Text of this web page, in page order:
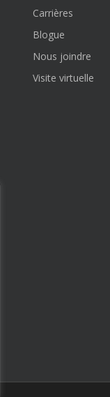
Carrières
Blogue
Nous joindre
Visite virtuelle